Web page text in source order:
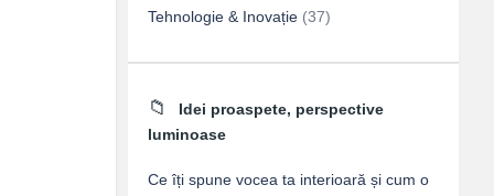
Tehnologie & Inovație (37)
Idei proaspete, perspective
luminoase
Ce îți spune vocea ta interioară și cum o